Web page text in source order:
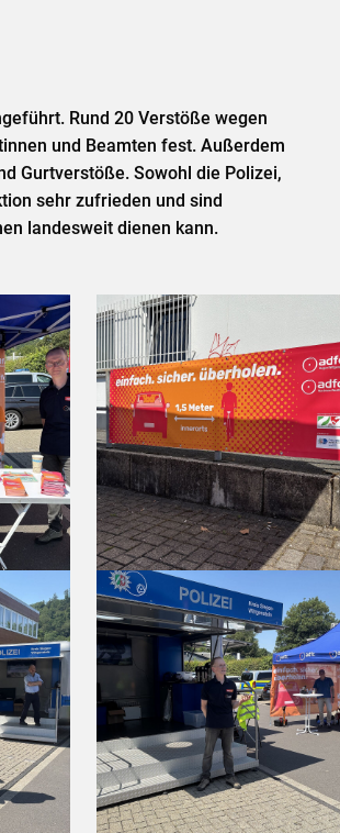
Rund 20 Verstöße wegen
und Beamten fest. Außerdem
Gurtverstöße. Sowohl die Polizei,
sehr zufrieden und sind
landesweit dienen kann.